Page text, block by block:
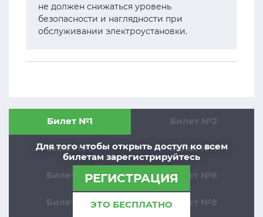
не должен снижаться уровень
безопасности и наглядности при
обслуживании электроустановки.
Для того чтобы открыть доступ ко всем
билетам зарегистрируйтесь
РЕГИСТРАЦИЯ
ЭТО БЕСПЛАТНО
Билет №1 Билет №2
Билет №3 Билет №4
Билет №5 Билет №6
Билет №7 Билет №8